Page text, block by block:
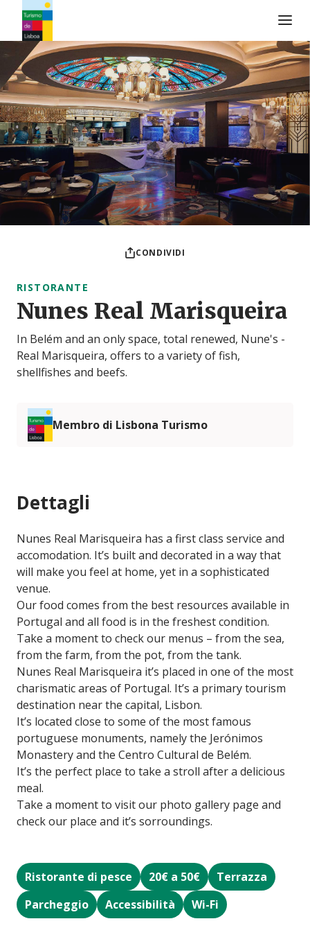
Logo di Turismo de Lisboa
CONDIVIDI
RISTORANTE
Nunes Real Marisqueira
In Belém and an only space, total renewed, Nune's -
Real Marisqueira, offers to a variety of fish,
shellfishes and beefs.
Membro di Lisbona Turismo
Dettagli
Nunes Real Marisqueira has a first class service and
accomodation. It’s built and decorated in a way that
will make you feel at home, yet in a sophisticated
venue.
Our food comes from the best resources available in
Portugal and all food is in the freshest condition.
Take a moment to check our menus – from the sea,
from the farm, from the pot, from the tank.
Nunes Real Marisqueira it’s placed in one of the most
charismatic areas of Portugal. It’s a primary tourism
destination near the capital, Lisbon.
It’s located close to some of the most famous
portuguese monuments, namely the Jerónimos
Monastery and the Centro Cultural de Belém.
It’s the perfect place to take a stroll after a delicious
meal.
Take a moment to visit our photo gallery page and
check our place and it’s sorroundings.
Ristorante di pesce 20€ a 50€
Terrazza
Parcheggio
Accessibilità Wi-Fi